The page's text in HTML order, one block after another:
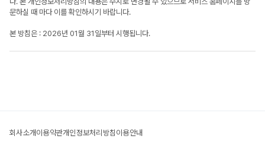
문하실 때 마다 이를 확인하시기 바랍니다.
본 방침은 : 2026년 01월 31일부터 시행됩니다.
회사소개 이용약관개인정보처리방침 이용안내